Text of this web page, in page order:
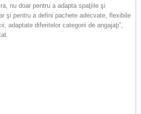
nu doar pentru a adapta spaţiile şi
şi pentru a defini pachete adecvate, flexibile
adaptate diferitelor categorii de angajaţi”,